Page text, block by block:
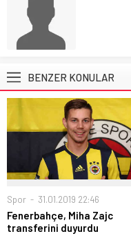
BENZER KONULAR
Spor 31.01.2019 22:46
Fenerbahçe, Miha Zajc
transferini duyurdu